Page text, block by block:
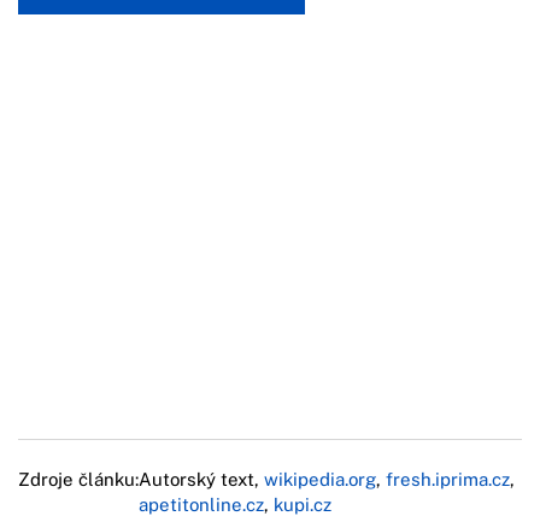
Zdroje článku:Autorský text, wikipedia.org, fresh.iprima.cz,
apetitonline.cz, kupi.cz